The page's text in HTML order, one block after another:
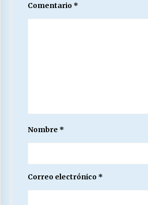
Comentario *
Nombre *
Correo electrónico *